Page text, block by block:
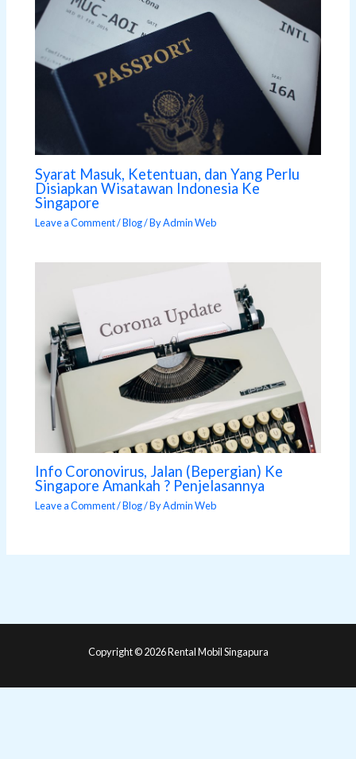
Syarat Masuk, Ketentuan, dan Yang Perlu
Disiapkan Wisatawan Indonesia Ke
Singapore
Leave a Comment/Blog/ ByAdmin Web
Info Coronovirus, Jalan (Bepergian) Ke
Singapore Amankah ? Penjelasannya
Leave a Comment/Blog/ ByAdmin Web
Copyright © 2026 Rental Mobil Singapura